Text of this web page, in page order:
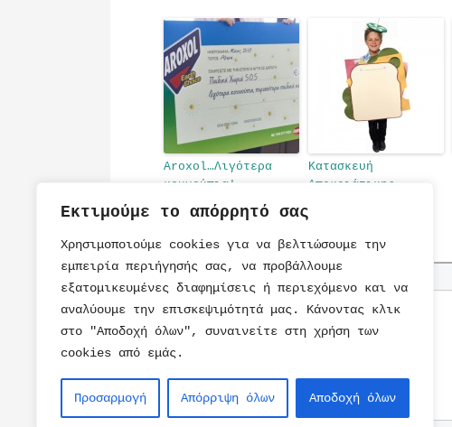
Εκτιμούμε το απόρρητό σας
Χρησιμοποιούμε cookies για να βελτιώσουμε την
εμπειρία περιήγησής σας, να προβάλλουμε
εξατομικευμένες διαφημίσεις ή περιεχόμενο και να
αναλύουμε την επισκεψιμότητά μας. Κάνοντας κλικ
στο "Αποδοχή όλων", συναινείτε στη χρήση των
cookies από εμάς.
Προσαρμογή Απόρριψη όλων Αποδοχή όλων
Aroxol…Λιγότερα
κουνούπια!
Περισσότερα
παιδικά χαμόγελα!
Κατασκευή
Αποκριάτικης
ΠΡΟΣΚΛΗΣΕΙΣ
ΠΑΙΧΝΙΔΙΑ